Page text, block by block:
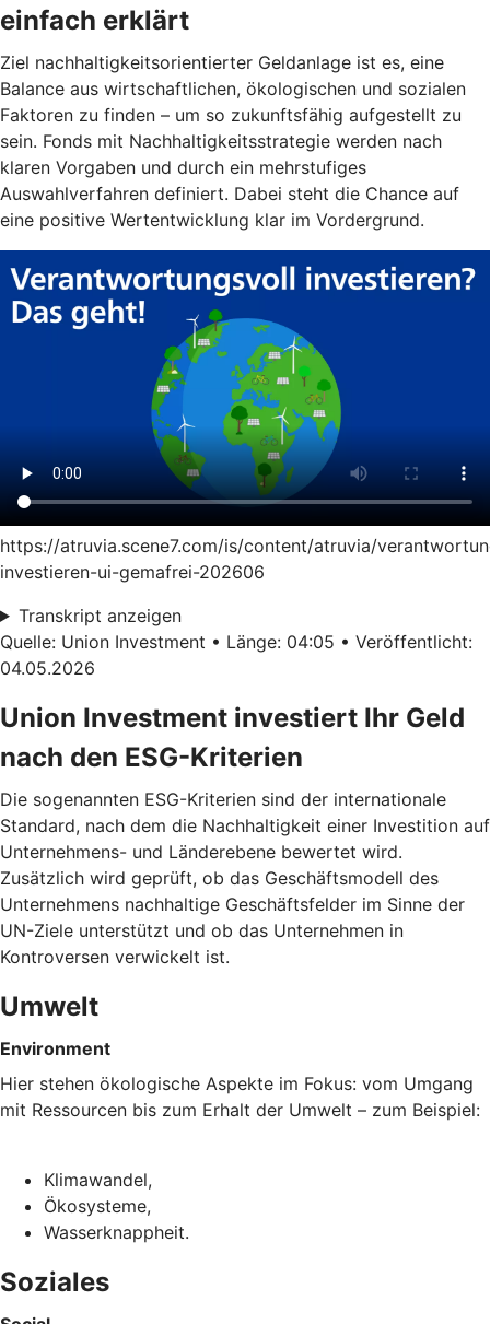
einfach erklärt
Ziel nachhaltigkeitsorientierter Geldanlage ist es, eine
Balance aus wirtschaftlichen, ökologischen und sozialen
Faktoren zu finden – um so zukunftsfähig aufgestellt zu
sein. Fonds mit Nachhaltigkeitsstrategie werden nach
klaren Vorgaben und durch ein mehrstufiges
Auswahlverfahren definiert. Dabei steht die Chance auf
eine positive Wertentwicklung klar im Vordergrund.
https://atruvia.scene7.com/is/content/atruvia/
investieren-ui-gemafrei-202606
Transkript anzeigen
Quelle: Union Investment • Länge: 04:05 • Veröffentlicht:
04.05.2026
Union Investment investiert Ihr Geld
nach den ESG-Kriterien
Die sogenannten ESG-Kriterien sind der internationale
Standard, nach dem die Nachhaltigkeit einer Investition auf
Unternehmens- und Länderebene bewertet wird.
Zusätzlich wird geprüft, ob das Geschäftsmodell des
Unternehmens nachhaltige Geschäftsfelder im Sinne der
UN-Ziele unterstützt und ob das Unternehmen in
Kontroversen verwickelt ist.
Umwelt
Environment
Hier stehen ökologische Aspekte im Fokus: vom Umgang
mit Ressourcen bis zum Erhalt der Umwelt – zum Beispiel:
Klimawandel,
Ökosysteme,
Wasserknappheit.
Soziales